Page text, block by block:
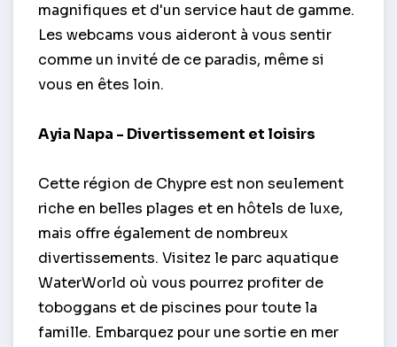
magnifiques et d'un service haut de gamme.
Les webcams vous aideront à vous sentir
comme un invité de ce paradis, même si
vous en êtes loin.
Ayia Napa - Divertissement et loisirs
Cette région de Chypre est non seulement
riche en belles plages et en hôtels de luxe,
mais offre également de nombreux
divertissements. Visitez le parc aquatique
WaterWorld où vous pourrez profiter de
toboggans et de piscines pour toute la
famille. Embarquez pour une sortie en mer